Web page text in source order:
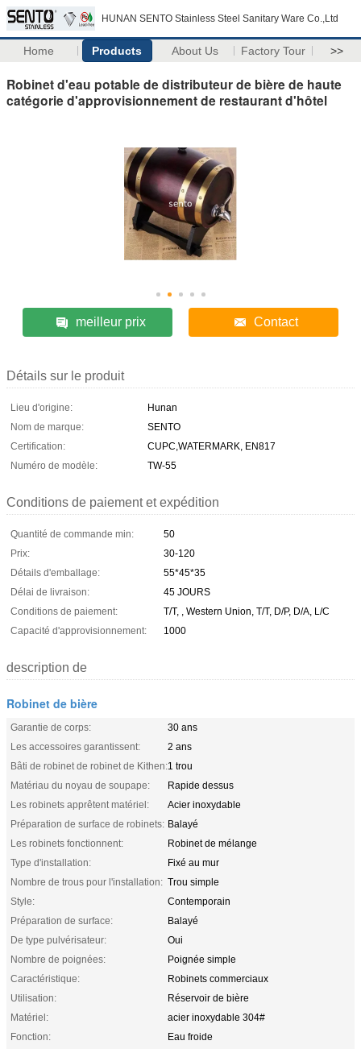
HUNAN SENTO Stainless Steel Sanitary Ware Co.,Ltd
Home Products About Us Factory Tour >>
Robinet d'eau potable de distributeur de bière de haute
catégorie d'approvisionnement de restaurant d'hôtel
meilleur prix Contact
Détails sur le produit
Lieu d'origine:
Hunan
Nom de marque:
SENTO
Certification:
CUPC,WATERMARK, EN817
Numéro de modèle:
TW-55
Conditions de paiement et expédition
Quantité de commande min:
50
Prix:
30-120
Détails d'emballage:
55*45*35
Délai de livraison:
45 JOURS
Conditions de paiement:
T/T, , Western Union, T/T, D/P, D/A, L/C
Capacité d'approvisionnement:
1000
description de
Robinet de bière
Garantie de corps:
30 ans
Les accessoires garantissent:
2 ans
Bâti de robinet de robinet de Kithen:1 trou
Matériau du noyau de soupape:
Rapide dessus
Les robinets apprêtent matériel:
Acier inoxydable
Préparation de surface de robinets: Balayé
Les robinets fonctionnent:
Robinet de mélange
Type d'installation:
Fixé au mur
Nombre de trous pour l'installation: Trou simple
Style:
Contemporain
Préparation de surface:
Balayé
De type pulvérisateur:
Oui
Nombre de poignées:
Poignée simple
Caractéristique:
Robinets commerciaux
Utilisation:
Réservoir de bière
Matériel:
acier inoxydable 304#
Fonction:
Eau froide